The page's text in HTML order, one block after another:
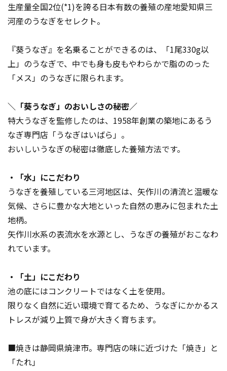
生産量全国2位(*1)を誇る日本有数の養殖の産地愛知県三
河産のうなぎをセレクト。
『葵うなぎ』を名乗ることができるのは、「1尾330g以
上」のうなぎで、中でも身も皮もやわらかで脂ののった
「メス」のうなぎに限られます。
＼「葵うなぎ」のおいしさの秘密／
特大うなぎを監修したのは、1958年創業の築地にあるう
なぎ専門店「うなぎはいばら」。
おいしいうなぎの秘密は徹底した養殖方法です。
・「水」にこだわり
うなぎを養殖している三河地区は、矢作川の清流と温暖な
気候、さらに豊かな大地といった自然の恵みに包まれた土
地柄。
矢作川水系の表流水を水源とし、うなぎの養殖がおこなわ
れています。
・「土」にこだわり
池の底にはコンクリートではなく土を使用。
限りなく自然に近い環境で育てるため、うなぎにかかるス
トレスが減り上質で身が大きく育ちます。
■焼きは静岡県焼津市。専門店の味に近づけた「焼き」と
「たれ」